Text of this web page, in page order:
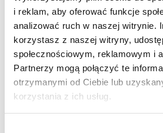
i reklam, aby oferować funkcje
analizować ruch w naszej witrynie.
korzystasz z naszej witryny,
społecznościowym, reklamowym i
Partnerzy mogą połączyć te
otrzymanymi od Ciebie lub
korzystania z ich usług.
Stomatologia, protetyka i ortodoncja
Wróć
Druk 3D
Gabinet stomatologiczny
Ortodoncja
Pracownia protetyczna
Zobacz wszystko